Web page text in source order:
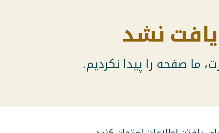
نشد
ما صفحه را پیدا نکردیم.